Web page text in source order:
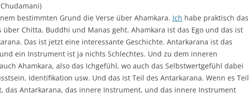
bestimmten Grund die Verse über Ahamkara. Ich habe praktisch das
über Chitta, Buddhi und Manas geht. Ahamkara ist das Ego und das ist
Das ist jetzt eine interessante Geschichte. Antarkarana ist das
ein Instrument ist ja nichts Schlechtes. Und zu dem inneren
Ahamkara, also das Ichgefühl, wo auch das Selbstwertgefühl dabei
Identifikation usw. Und das ist Teil des Antarkarana. Wenn es Teil
das Antarkarana, das innere Instrument, und das innere Instrument